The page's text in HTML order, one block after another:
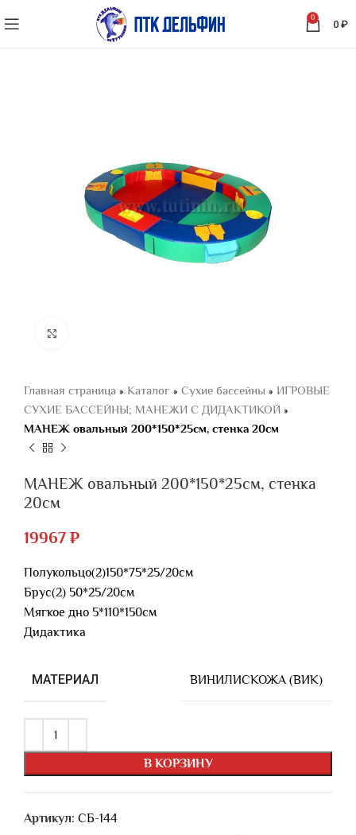
0
0 ₽
Главная страница » Каталог » Сухие бассейны » ИГРОВЫЕ
СУХИЕ БАССЕЙНЫ; МАНЕЖИ С ДИДАКТИКОЙ »
МАНЕЖ овальный 200*150*25см, стенка 20см
МАНЕЖ овальный 200*150*25см, стенка
20см
19967 ₽
Полукольцо(2)150*75*25/20см
Брус(2) 50*25/20см
Мягкое дно 5*110*150см
Дидактика
МАТЕРИАЛ ВИНИЛИСКОЖА (ВИК)
В КОРЗИНУ
Артикул: СБ-144